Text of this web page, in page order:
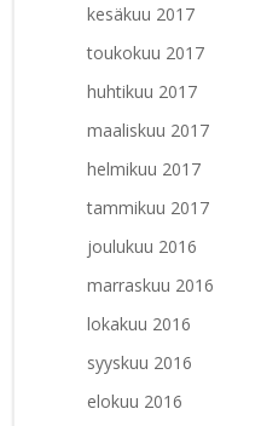
kesäkuu 2017
toukokuu 2017
huhtikuu 2017
maaliskuu 2017
helmikuu 2017
tammikuu 2017
joulukuu 2016
marraskuu 2016
lokakuu 2016
syyskuu 2016
elokuu 2016